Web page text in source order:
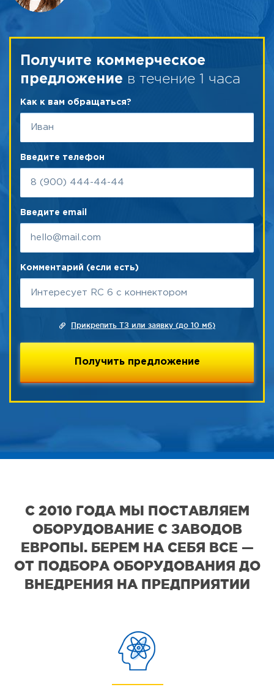
Получите коммерческое
предложение в течение 1 часа
Как к вам обращаться?
Введите телефон
Введите email
Комментарий (если есть)
Прикрепить ТЗ или заявку (до 10 мб)
С 2010 ГОДА МЫ ПОСТАВЛЯЕМ
ОБОРУДОВАНИЕ С ЗАВОДОВ
ЕВРОПЫ. БЕРЕМ НА СЕБЯ ВСЕ —
ОТ ПОДБОРА ОБОРУДОВАНИЯ ДО
ВНЕДРЕНИЯ НА ПРЕДПРИЯТИИ